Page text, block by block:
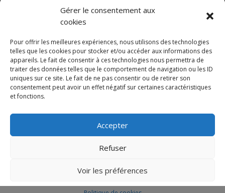
Gérer le consentement aux
cookies
Pour offrir les meilleures expériences, nous utilisons des technologies
telles que les cookies pour stocker et/ou accéder aux informations des
appareils. Le fait de consentir à ces technologies nous permettra de
traiter des données telles que le comportement de navigation ou les ID
uniques sur ce site. Le fait de ne pas consentir ou de retirer son
consentement peut avoir un effet négatif sur certaines caractéristiques
et fonctions.
Accepter
Refuser
Voir les préférences
LinkedIn
Contact